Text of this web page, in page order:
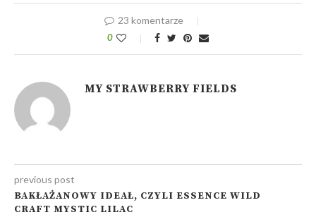
23 komentarze
0
MY STRAWBERRY FIELDS
previous post
BAKŁAŻANOWY IDEAŁ, CZYLI ESSENCE WILD
CRAFT MYSTIC LILAC